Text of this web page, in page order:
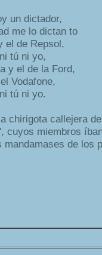
un dictador,
me lo dictan to
el de Repsol,
tú ni yo,
y el de la Ford,
Vodafone,
tú ni yo.
chirigota callejera
cuyos miembros
mandamases de los